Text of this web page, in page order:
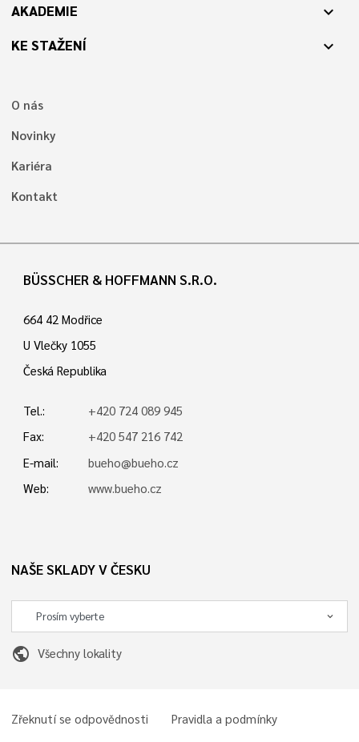
AKADEMIE
expand_more
KE STAŽENÍ expand_more
O nás
Novinky
Kariéra
Kontakt
BÜSSCHER & HOFFMANN S.R.O.
664 42 Modřice
U Vlečky 1055
Česká Republika
Tel.:
+420 724 089 945
Fax:
+420 547 216 742
E-mail:
bueho@bueho.cz
Web:
www.bueho.cz
NAŠE SKLADY V ČESKU
public Všechny lokality
Zřeknutí se odpovědnosti Pravidla a podmínky